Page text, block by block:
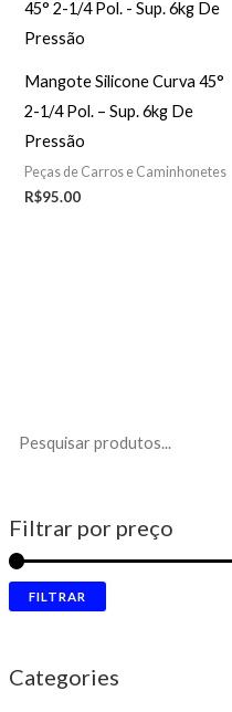
Filtrar por preço
FILTRAR
Categories
Mangote Silicone Curva 45°
2-1/4 Pol. – Sup. 6kg De
Pressão
Peças de Carros e Caminhonetes
R$95.00